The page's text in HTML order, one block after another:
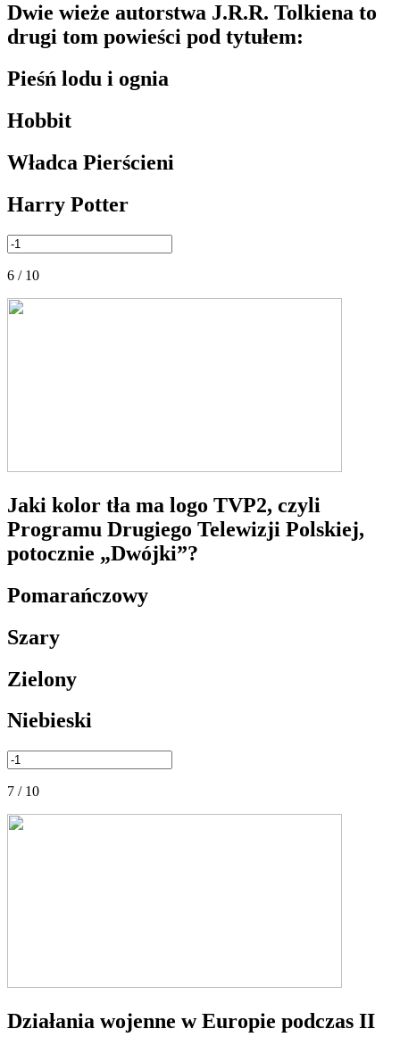
Dwie wieże autorstwa J.R.R. Tolkiena to
drugi tom powieści pod tytułem:
Pieśń lodu i ognia
Hobbit
Władca Pierścieni
Harry Potter
6 / 10
Jaki kolor tła ma logo TVP2, czyli
Programu Drugiego Telewizji Polskiej,
potocznie „Dwójki”?
Pomarańczowy
Szary
Zielony
Niebieski
7 / 10
Działania wojenne w Europie podczas II